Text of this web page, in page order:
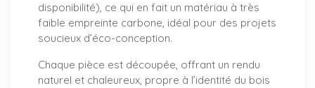
disponibilité), ce qui en fait un matériau à très
faible empreinte carbone, idéal pour des projets
soucieux d’éco-conception.
Chaque pièce est découpée, offrant un rendu
naturel et chaleureux, propre à l’identité du bois